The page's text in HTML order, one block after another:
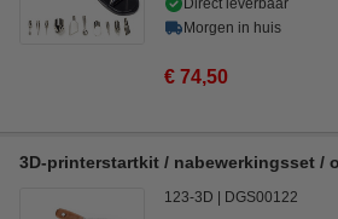
Direct leverbaar
Morgen in huis
€ 74,50
3D-printerstartkit / nabewerkingsset /
123-3D DGS00122